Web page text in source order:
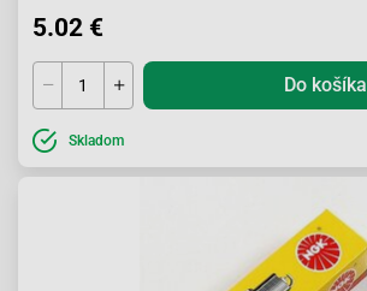
5.02 €
Do košíka
Skladom